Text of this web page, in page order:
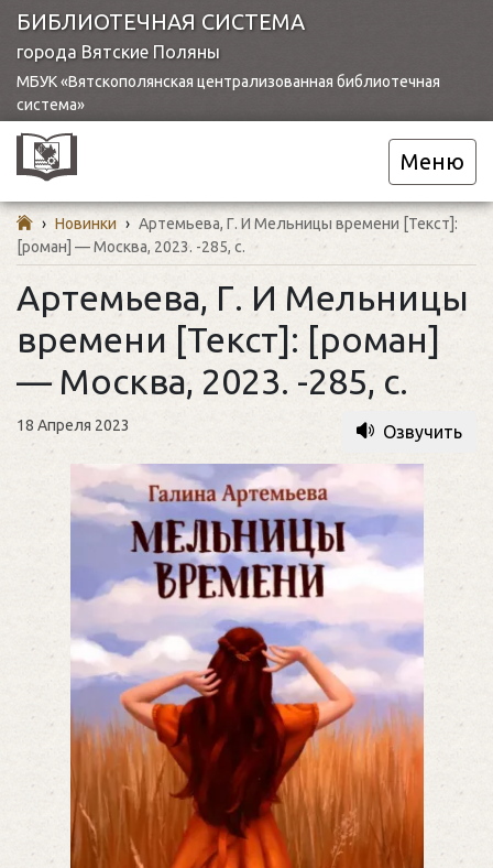
БИБЛИОТЕЧНАЯ СИСТЕМА
города Вятские Поляны
МБУК «Вятскополянская централизованная библиотечная
система»
Меню
› Новинки › Артемьева, Г. И Мельницы времени [Текст]:
[роман] — Москва, 2023. -285, с.
Артемьева, Г. И Мельницы
времени [Текст]: [роман]
— Москва, 2023. -285, с.
18 Апреля 2023 Озвучить